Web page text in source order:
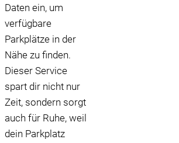
Daten ein, um
verfügbare
Parkplätze in der
Nähe zu finden.
Dieser Service
spart dir nicht nur
Zeit, sondern sorgt
auch für Ruhe, weil
dein Parkplatz